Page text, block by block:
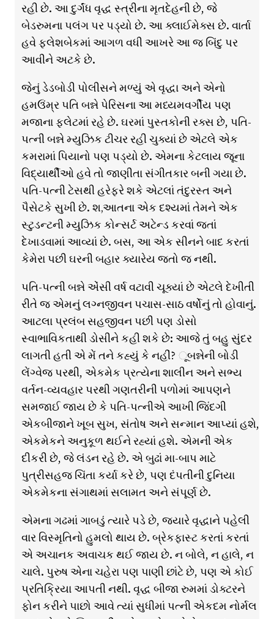
રહી છે. આ દુર્ગંધ વૃદ્ધ સ્ત્રીના મૃતદેહની છે, જે
બેડરુમના પલંગ પર પડ્યો છે. આ ક્લાઈમેક્સ છે. વાર્તા
હવે ફ્લેશબેકમાં આગળ વધી આખરે આ જ બિંદુ પર
આવીને અટકે છે.
જેનું ડેડબોડી પોલીસને મળ્યું એ વૃદ્ધા અને એનો
હમઉંમ્ર પતિ બન્ને પેરિસના આ મધ્યમવર્ગીય પણ
મજાના ફ્લેટમાં રહે છે. ઘરમાં પુસ્તકોની રક્સ છે, પતિ-
પત્ની બન્ને મ્યુઝિક ટીચર રહી ચુક્યાં છે એટલે એક
કમરામાં પિયાનો પણ પડ્યો છે. એમના કેટલાય જૂના
વિદ્યાર્થીઓ હવે તો જાણીતા સંગીતકાર બની ગયા છે.
પતિ-પત્ની ટેસથી હરેફરે શકે એટલાં તંદુરસ્ત અને
પૈસેટકે સુખી છે. શ‚આતના એક દશ્યમાં તેમને એક
સ્ટુડન્ટની મ્યુઝિક કોન્સર્ટ અટેન્ડ કરવાં જતાં
દેખાડવામાં આવ્યાં છે. બસ, આ એક સીનને બાદ કરતાં
કેમેરા પછી ઘરની બહાર ક્યારેય જતો જ નથી.
પતિ-પત્ની બન્ને એંસી વર્ષ વટાવી ચૂક્યાં છે એટલે દેખીતી
રીતે જ એમનું લગ્નજીવન પચાસ-સાઠ વર્ષોનું તો હોવાનું.
આટલા પ્રલંબ સહજીવન પછી પણ ડોસો
સ્વાભાવિકતાથી ડોસીને કહી શકે છે: આજે તું બહુ સુંદર
લાગતી હતી એ મેં તને કહ્યું કે નહીં? ૂબન્નેની બોડી
લેંગ્વેજ પરથી, એકમેક પ્રત્યેના શાલીન અને સભ્ય
વર્તન-વ્યવહાર પરથી ગણતરીની પળોમાં આપણને
સમજાઈ જાય છે કે પતિ-પત્નીએ આખી જિંદગી
એકબીજાને ખૂબ સુખ, સંતોષ અને સન્માન આપ્યાં હશે,
એકમેકને અનુકૂળ થઈને રહ્યાં હશે. એમની એક
દીકરી છે, જે લંડન રહે છે. એ બુઢાં મા-બાપ માટે
પુત્રીસહજ ચિંતા કર્યા કરે છે, પણ દંપતીની દુનિયા
એકમેકના સંગાથમાં સલામત અને સંપૂર્ણ છે.
એમના ગઢમાં ગાબડું ત્યારે પડે છે, જ્યારે વૃદ્ધાને પહેલી
વાર વિસ્મૃતિનો હુમલો થાય છે. બ્રેકફાસ્ટ કરતાં કરતાં
એ અચાનક અવાચક થઈ જાય છે. ન બોલે, ન હાલે, ન
ચાલે. પુરુષ એના ચહેરા પણ પાણી છાંટે છે, પણ એ કોઈ
પ્રતિક્રિયા આપતી નથી. વૃદ્ધ બીજા રુમમાં ડોક્ટરને
ફોન કરીને પાછો આવે ત્યાં સુધીમાં પત્ની એકદમ નોર્મલ